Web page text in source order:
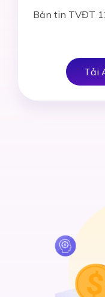
Bản tin TVĐT
Tải